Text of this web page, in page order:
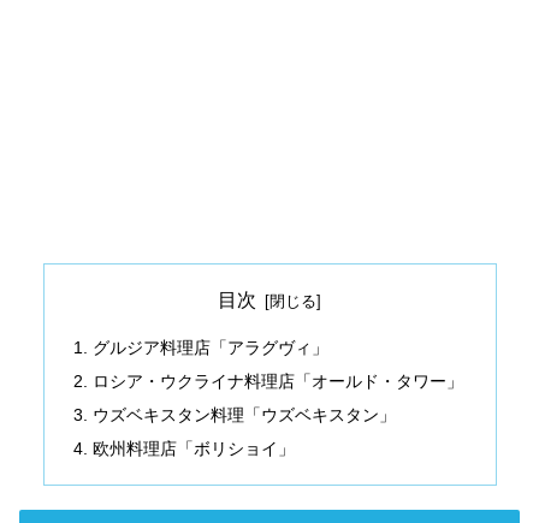
目次
グルジア料理店「アラグヴィ」
ロシア・ウクライナ料理店「オールド・タワー」
ウズベキスタン料理「ウズベキスタン」
欧州料理店「ボリショイ」